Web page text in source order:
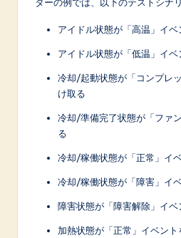
ターの例では、以下のテストシナ
アイドル状態が「高温」イ
アイドル状態が「低温」イ
冷却/起動状態が「コンプレ
け取る
冷却/準備完了状態が「ファ
る
冷却/稼働状態が「正常」イ
冷却/稼働状態が「障害」イ
障害状態が「障害解除」イベ
加熱状態が「正常」イベント